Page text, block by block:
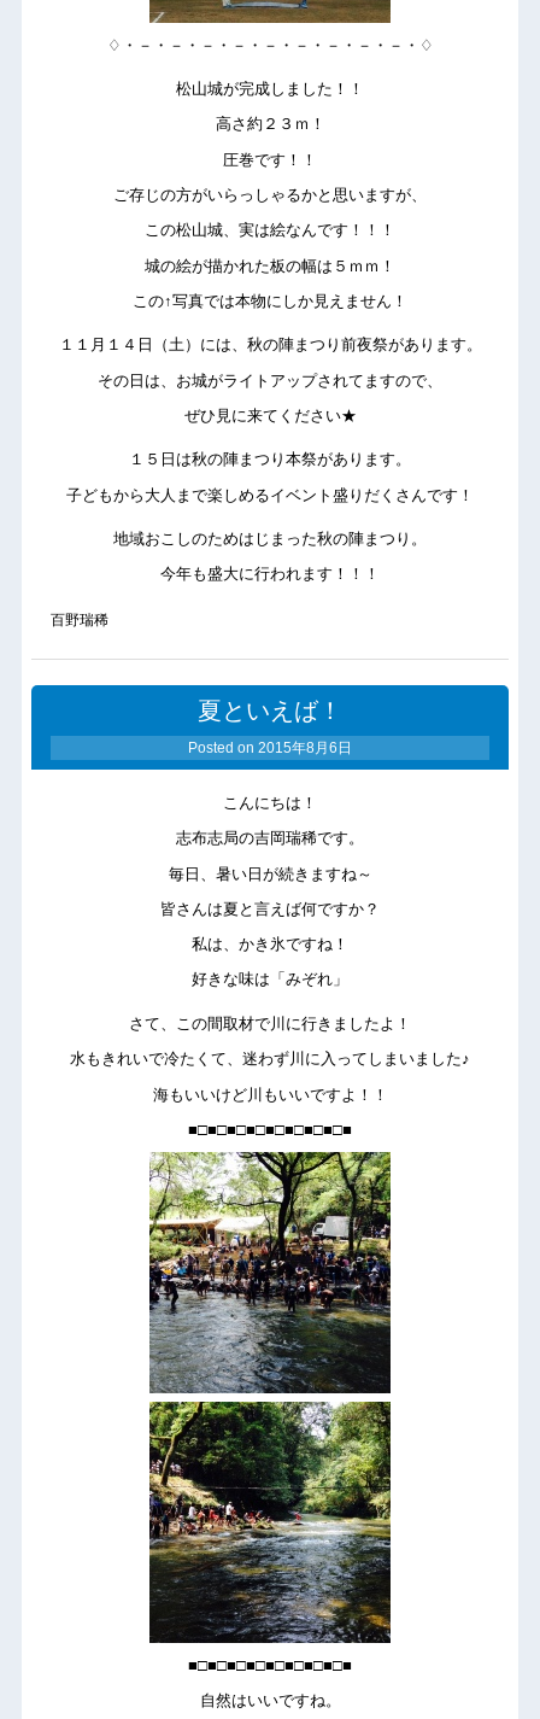
♢・－・－・－・－・－・－・－・－・－・♢
松山城が完成しました！！
高さ約２３ｍ！
圧巻です！！
ご存じの方がいらっしゃるかと思いますが、
この松山城、実は絵なんです！！！
城の絵が描かれた板の幅は５ｍｍ！
この↑写真では本物にしか見えません！
１１月１４日（土）には、秋の陣まつり前夜祭があります。
その日は、お城がライトアップされてますので、
ぜひ見に来てください★
１５日は秋の陣まつり本祭があります。
子どもから大人まで楽しめるイベント盛りだくさんです！
地域おこしのためはじまった秋の陣まつり。
今年も盛大に行われます！！！
百野瑞稀
夏といえば！
Posted on 2015年8月6日
こんにちは！
志布志局の吉岡瑞稀です。
毎日、暑い日が続きますね～
皆さんは夏と言えば何ですか？
私は、かき氷ですね！
好きな味は「みぞれ」
さて、この間取材で川に行きましたよ！
水もきれいで冷たくて、迷わず川に入ってしまいました♪
海もいいけど川もいいですよ！！
■□■□■□■□■□■□■□■□■
■□■□■□■□■□■□■□■□■
自然はいいですね。